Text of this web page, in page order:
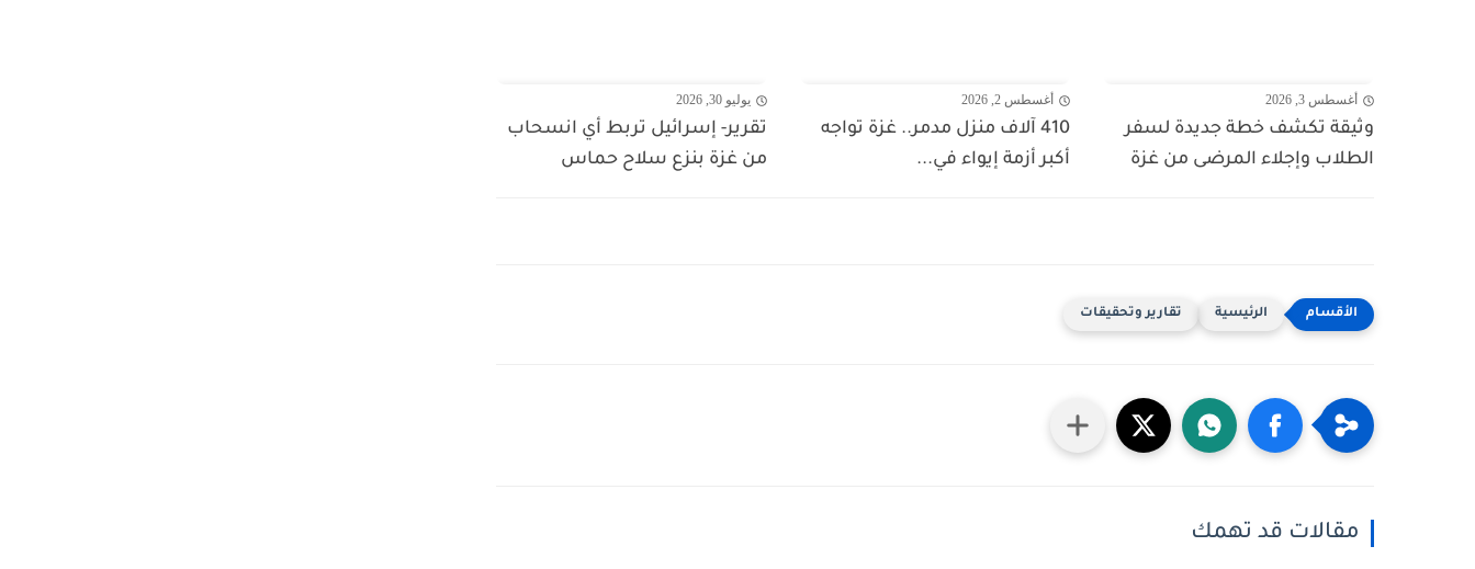
أغسطس 3, 2026
وثيقة تكشف خطة جديدة لسفر
الطلاب وإجلاء المرضى من غزة
أغسطس 2, 2026
410 آلاف منزل مدمر.. غزة تواجه
أكبر أزمة إيواء في...
يوليو 30, 2026
تقرير- إسرائيل تربط أي انسحاب
من غزة بنزع سلاح حماس
الرئيسية تقارير وتحقيقات
مقالات قد تهمك